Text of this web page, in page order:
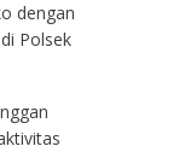
dengan
Polsek